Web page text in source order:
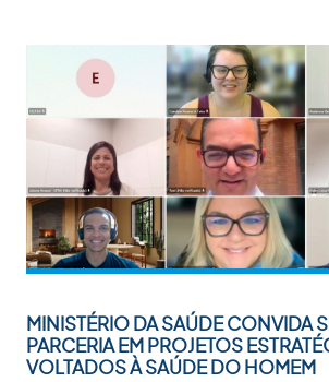
MINISTÉRIO DA SAÚDE CONVIDA
PARCERIA EM PROJETOS
VOLTADOS À SAÚDE DO HOMEM